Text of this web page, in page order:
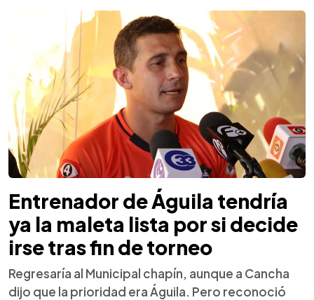
Entrenador de Águila tendría
ya la maleta lista por si decide
irse tras fin de torneo
Regresaría al Municipal chapín, aunque a Cancha
dijo que la prioridad era Águila. Pero reconoció